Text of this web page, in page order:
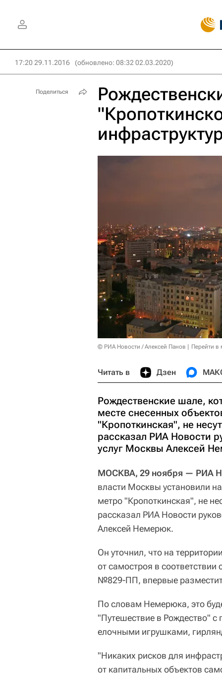
17:20 29.11.2016 (обновлено: 08:32 02.03.2020)
© РИА Новости / Алексей Панов Перейти в
Читать в Дзен
Рождественские шале,
месте снесенных
"Кропоткинская", не
рассказал РИА Новости
услуг Москвы Алексей
МОСКВА, 29 ноября — РИА
власти Москвы установили
метро "Кропоткинская", не
рассказал РИА Новости
Алексей Немерюк.
Он уточнил, что на
от самостроя в
№829-ПП, впервые
По словам Немерюка, это
"Путешествие в Рождество"
елочными игрушками,
"Никаких рисков для
от капитальных объектов
Поделиться